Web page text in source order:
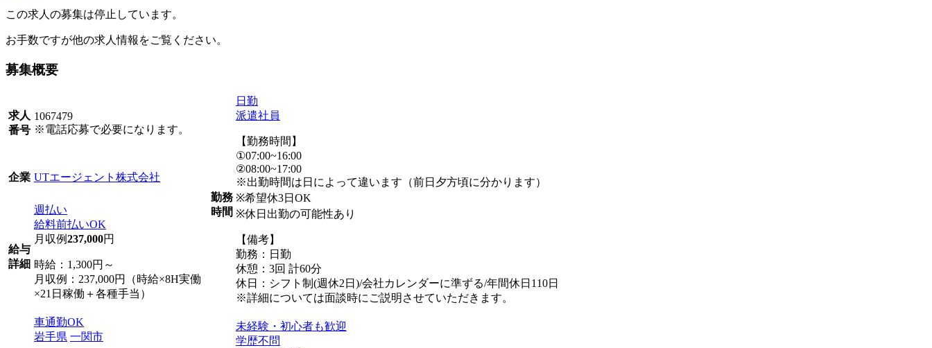
この求人の募集は停止しています。
お手数ですが他の求人情報をご覧ください。
募集概要
求人
番号
1067479
※電話応募で必要になります。
企業 UTエージェント株式会社
給与
詳細
週払い
給料前払いOK
月収例237,000円
時給：1,300円～
月収例：237,000円（時給×8H実働
×21日稼働＋各種手当）
車通勤OK
岩手県 一関市
勤務
時間
日勤
派遣社員
【勤務時間】
①07:00~16:00
②08:00~17:00
※出勤時間は日によって違います（前日夕方頃に分かります）
※希望休3日OK
※休日出勤の可能性あり
【備考】
勤務：日勤
休憩：3回 計60分
休日：シフト制(週休2日)/会社カレンダーに準ずる/年間休日110日
※詳細については面談時にご説明させていただきます。
未経験・初心者も歓迎
学歴不問